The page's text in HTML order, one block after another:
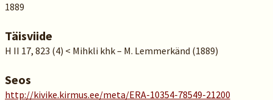
1889
Täisviide
H II 17, 823 (4) < Mihkli khk – M. Lemmerkänd (1889)
Seos
http://kivike.kirmus.ee/meta/ERA-10354-78549-21200